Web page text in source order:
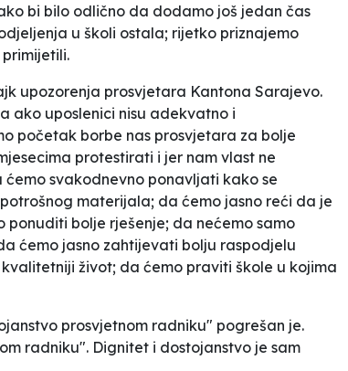
bi bilo odlično da dodamo još jedan čas
u školi ostala; rijetko priznajemo
upozorenja prosvjetara Kantona Sarajevo.
ako uposlenici nisu adekvatno i
početak borbe nas prosvjetara za bolje
protestirati i jer nam vlast ne
svakodnevno ponavljati kako se
materijala; da ćemo jasno reći da je
bolje rješenje; da nećemo samo
ćemo jasno zahtijevati bolju raspodjelu
život; da ćemo praviti škole u kojima
prosvjetnom radniku" pogrešan je.
radniku". Dignitet i dostojanstvo je sam